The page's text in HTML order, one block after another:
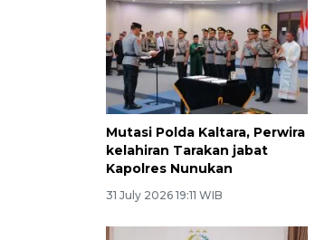
Mutasi Polda Kaltara, Perwira
kelahiran Tarakan jabat
Kapolres Nunukan
31 July 2026 19:11 WIB